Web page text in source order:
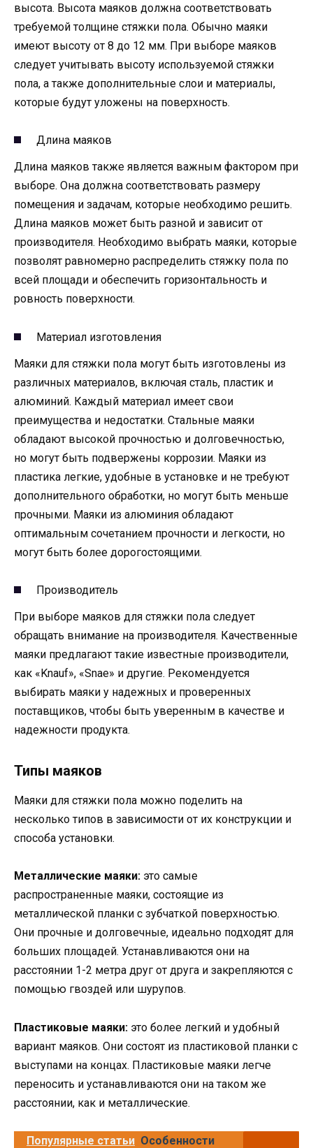
высота. Высота маяков должна соответствовать
требуемой толщине стяжки пола. Обычно маяки
имеют высоту от 8 до 12 мм. При выборе маяков
следует учитывать высоту используемой стяжки
пола, а также дополнительные слои и материалы,
которые будут уложены на поверхность.
Длина маяков
Длина маяков также является важным фактором при
выборе. Она должна соответствовать размеру
помещения и задачам, которые необходимо решить.
Длина маяков может быть разной и зависит от
производителя. Необходимо выбрать маяки, которые
позволят равномерно распределить стяжку пола по
всей площади и обеспечить горизонтальность и
ровность поверхности.
Материал изготовления
Маяки для стяжки пола могут быть изготовлены из
различных материалов, включая сталь, пластик и
алюминий. Каждый материал имеет свои
преимущества и недостатки. Стальные маяки
обладают высокой прочностью и долговечностью,
но могут быть подвержены коррозии. Маяки из
пластика легкие, удобные в установке и не требуют
дополнительного обработки, но могут быть меньше
прочными. Маяки из алюминия обладают
оптимальным сочетанием прочности и легкости, но
могут быть более дорогостоящими.
Производитель
При выборе маяков для стяжки пола следует
обращать внимание на производителя. Качественные
маяки предлагают такие известные производители,
как «Knauf», «Snae» и другие. Рекомендуется
выбирать маяки у надежных и проверенных
поставщиков, чтобы быть уверенным в качестве и
надежности продукта.
Типы маяков
Маяки для стяжки пола можно поделить на
несколько типов в зависимости от их конструкции и
способа установки.
Металлические маяки: это самые
распространенные маяки, состоящие из
металлической планки с зубчаткой поверхностью.
Они прочные и долговечные, идеально подходят для
больших площадей. Устанавливаются они на
расстоянии 1-2 метра друг от друга и закрепляются с
помощью гвоздей или шурупов.
Пластиковые маяки: это более легкий и удобный
вариант маяков. Они состоят из пластиковой планки с
выступами на концах. Пластиковые маяки легче
переносить и устанавливаются они на таком же
расстоянии, как и металлические.
Популярные статьи Особенности